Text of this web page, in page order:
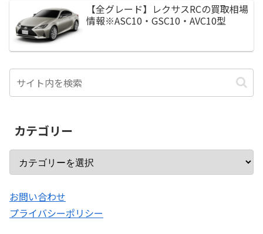
【全グレード】レクサスRCの買取相場
情報※ASC10・GSC10・AVC10型
カテゴリー
お問い合わせ
プライバシーポリシー